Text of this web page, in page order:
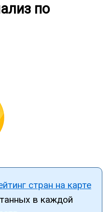
по
стран на карте
в каждой